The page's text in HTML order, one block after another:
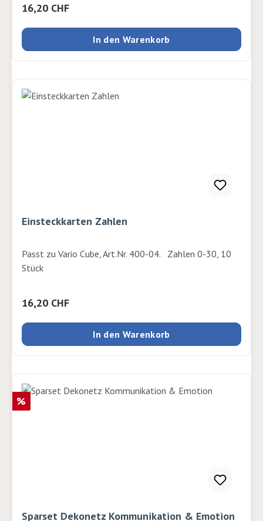
Regulärer Preis:
16,20 CHF
In den Warenkorb
Einsteckkarten Zahlen
Passt zu Vario Cube, Art.Nr. 400-04. Zahlen 0-30, 10
Stück
Regulärer Preis:
16,20 CHF
In den Warenkorb
Rabatt
%
Sparset Dekonetz Kommunikation & Emotion